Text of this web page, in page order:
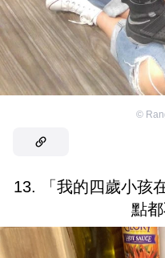
©
13. 「我的四歲小孩
點都